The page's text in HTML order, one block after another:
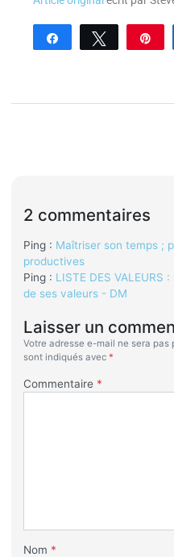
Partagez Tweetez
2 commentaires
Ping : Maîtriser son temps ;
productives
Ping : LISTE DES VALEURS
de ses valeurs - DM
Laisser un
Votre adresse e-mail ne sera pas
sont indiqués avec *
Commentaire *
Nom *